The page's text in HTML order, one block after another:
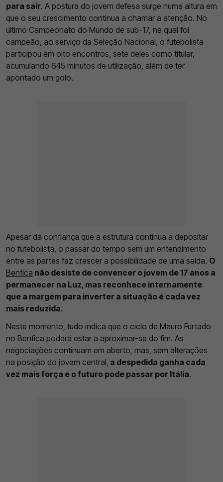
para sair. A postura do jovem defesa surge numa altura em
que o seu crescimento continua a chamar a atenção. No
último Campeonato do Mundo de sub-17, na qual foi
campeão, ao serviço da Seleção Nacional, o futebolista
participou em oito encontros, sete deles como titular,
acumulando 645 minutos de utilização, além de ter
apontado um golo.
Apesar da confiança que a estrutura continua a depositar
no futebolista, o passar do tempo sem um entendimento
entre as partes faz crescer a possibilidade de uma saída. O
Benfica não desiste de convencer o jovem de 17 anos a
permanecer na Luz, mas reconhece internamente
que a margem para inverter a situação é cada vez
mais reduzida.
Neste momento, tudo indica que o ciclo de Mauro Furtado
no Benfica poderá estar a aproximar-se do fim. As
negociações continuam em aberto, mas, sem alterações
na posição do jovem central, a despedida ganha cada
vez mais força e o futuro pode passar por Itália.